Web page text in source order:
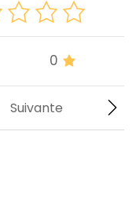
0
Suivante